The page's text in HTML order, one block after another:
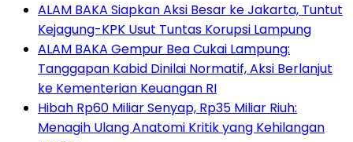
ALAM BAKA Siapkan Aksi Besar ke Jakarta, Tuntut
Kejagung-KPK Usut Tuntas Korupsi Lampung
ALAM BAKA Gempur Bea Cukai Lampung:
Tanggapan Kabid Dinilai Normatif, Aksi Berlanjut
ke Kementerian Keuangan RI
Hibah Rp60 Miliar Senyap, Rp35 Miliar Riuh:
Menagih Ulang Anatomi Kritik yang Kehilangan